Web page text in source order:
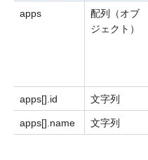
apps
配列（オブ
ジェクト）
apps[].id 文字列
apps[].name 文字列